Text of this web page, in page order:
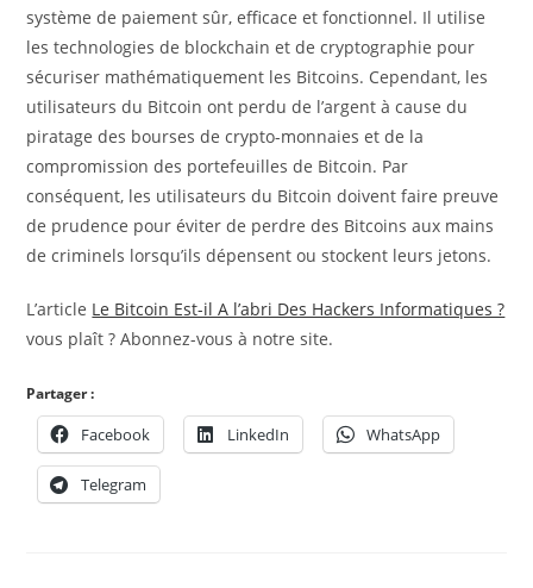
système de paiement sûr, efficace et fonctionnel. Il utilise
les technologies de blockchain et de cryptographie pour
sécuriser mathématiquement les Bitcoins. Cependant, les
utilisateurs du Bitcoin ont perdu de l’argent à cause du
piratage des bourses de crypto-monnaies et de la
compromission des portefeuilles de Bitcoin. Par
conséquent, les utilisateurs du Bitcoin doivent faire preuve
de prudence pour éviter de perdre des Bitcoins aux mains
de criminels lorsqu’ils dépensent ou stockent leurs jetons.
L’article Le Bitcoin Est-il A l’abri Des Hackers Informatiques ?
vous plaît ? Abonnez-vous à notre site.
Partager :
Facebook LinkedIn WhatsApp
Telegram